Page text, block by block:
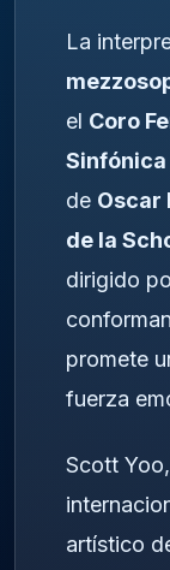
La
el Coro
de Oscar
de la
dirigido
promete
fuerza
Scott
artístico